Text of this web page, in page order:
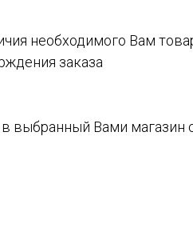
необходимого Вам
заказа
выбранный Вами магазин